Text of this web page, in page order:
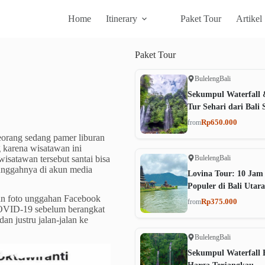
Home Itinerary Paket Tour Artikel
sedang pamer liburan
wisatawan ini
tersebut santai bisa
di akun media
foto unggahan Facebook
19 sebelum berangkat
justru jalan-jalan ke
Paket Tour
BulelengBali
Sekumpul Waterfall
Tur Sehari dari Bali
fromRp650.000
BulelengBali
Lovina Tour: 10
Populer di Bali Utara
fromRp375.000
BulelengBali
Sekumpul Waterfall